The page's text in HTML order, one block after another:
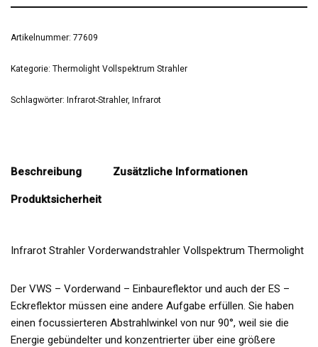
Artikelnummer: 77609
Kategorie: Thermolight Vollspektrum Strahler
Schlagwörter: Infrarot-Strahler, Infrarot
Beschreibung Zusätzliche Informationen
Produktsicherheit
Infrarot Strahler Vorderwandstrahler Vollspektrum Thermolight
Der VWS – Vorderwand – Einbaureflektor und auch der ES –
Eckreflektor müssen eine andere Aufgabe erfüllen. Sie haben
einen focussierteren Abstrahlwinkel von nur 90°, weil sie die
Energie gebündelter und konzentrierter über eine größere